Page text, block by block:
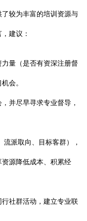
较为丰富的培训资源与
建议：
力量（是否有资深注册督
会。
并尽早寻求专业督导，
流派取向、目标客群），
源降低成本、积累经
行社群活动，建立专业联